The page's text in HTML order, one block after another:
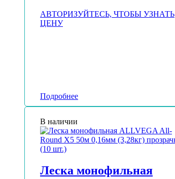
АВТОРИЗУЙТЕСЬ, ЧТОБЫ УЗНАТЬ
ЦЕНУ
Подробнее
В наличии
Леска монофильная